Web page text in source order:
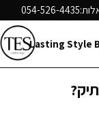
054-526-4435
Lasting Style